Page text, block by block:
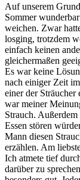
Auf unserem
Sommer
weichen. Zwar
losging, trotzdem
einfach keinen
gleichermaßen
Es war keine
nach einiger Zeit
einer der
war meiner
Strauch.
Essen stören
Mann diesen
erzählen. Am
Ich atmete tief
darüber zu